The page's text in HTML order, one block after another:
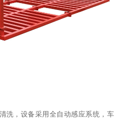
洗，设备采用全自动感应系统，车